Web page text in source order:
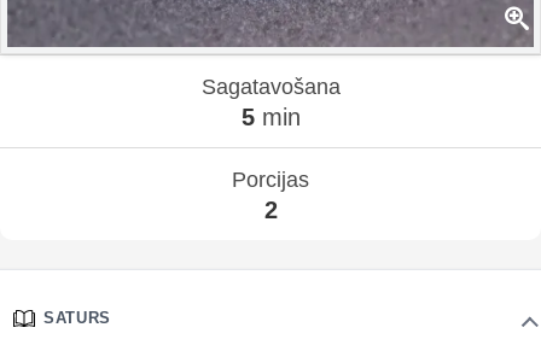
Sagatavošana
5min
Porcijas
2
SATURS